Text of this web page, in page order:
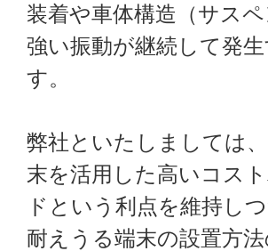
装着や車体構造（サス
強い振動が継続して発
す。
弊社といたしましては
末を活用した高いコス
ドという利点を維持し
耐えうる端末の設置方